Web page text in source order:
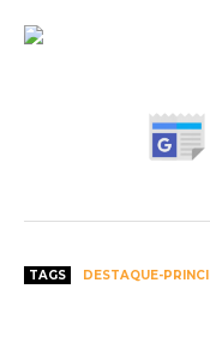
TAGS DESTAQUE-